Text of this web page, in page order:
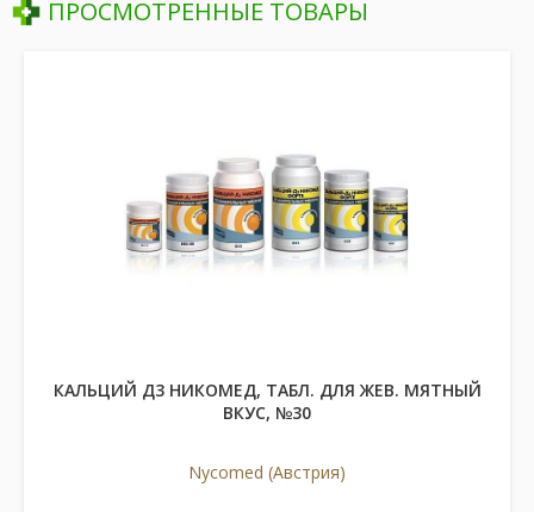
ПРОСМОТРЕННЫЕ ТОВАРЫ
КАЛЬЦИЙ Д3 НИКОМЕД, ТАБЛ. ДЛЯ ЖЕВ. МЯТНЫЙ
ВКУС, №30
Nycomed (Австрия)